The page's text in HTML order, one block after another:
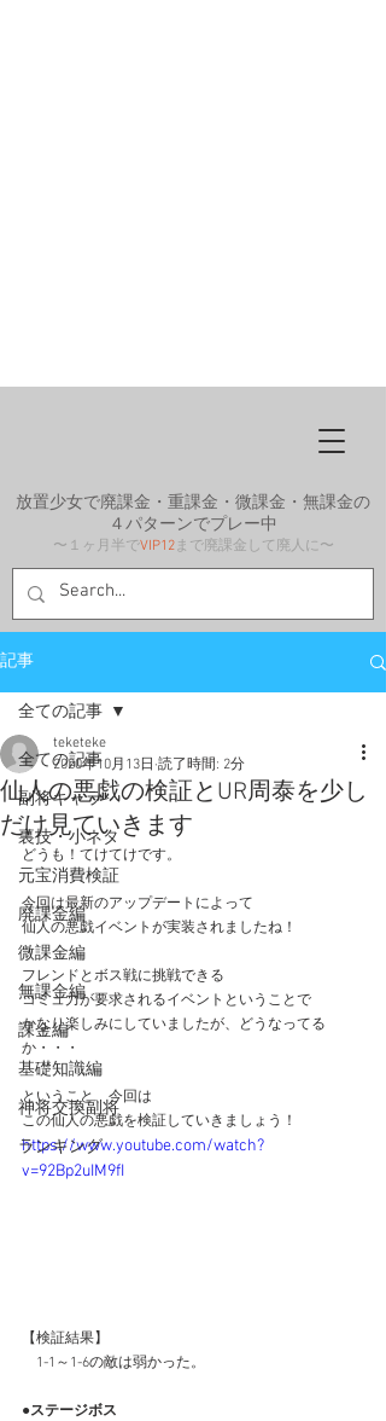
放置少女で廃課金・重課金・微課金・無課金の
４パターンでプレー中
〜１ヶ月半でVIP12まで廃課金して廃人に〜
記事
全ての記事
副将キャラ
裏技・小ネタ
元宝消費検証
廃課金編
微課金編
無課金編
課金編
基礎知識編
神将交換副将
ランキング
全ての記事
仙人の悪戯の検証とUR周泰を少し
だけ見ていきます
teketeke
2020年10月13日 読了時間: 2分
どうも！てけてけです。
今回は最新のアップデートによって
仙人の悪戯イベントが実装されましたね！
フレンドとボス戦に挑戦できる
コミュ力が要求されるイベントということで
かなり楽しみにしていましたが、どうなってる
か・・・
ということ、今回は
この仙人の悪戯を検証していきましょう！
https://www.youtube.com/watch?
v=92Bp2uIM9fI
【検証結果】
1-1～1-6の敵は弱かった。
●ステージボス